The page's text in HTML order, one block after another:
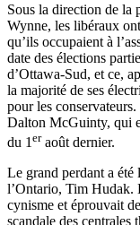
Sous la direction de la
Wynne, les libéraux ont
qu’ils occupaient à
date des élections
d’Ottawa-Sud, et ce,
la majorité de ses
pour les conservateurs.
Dalton McGuinty, qui
du 1 er août dernier.
Le grand perdant a été
l’Ontario, Tim Hudak.
cynisme et éprouvait
scandale des centrales